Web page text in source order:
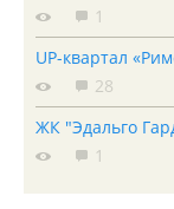
1
UP-квартал
28
ЖК "Эдальго
1